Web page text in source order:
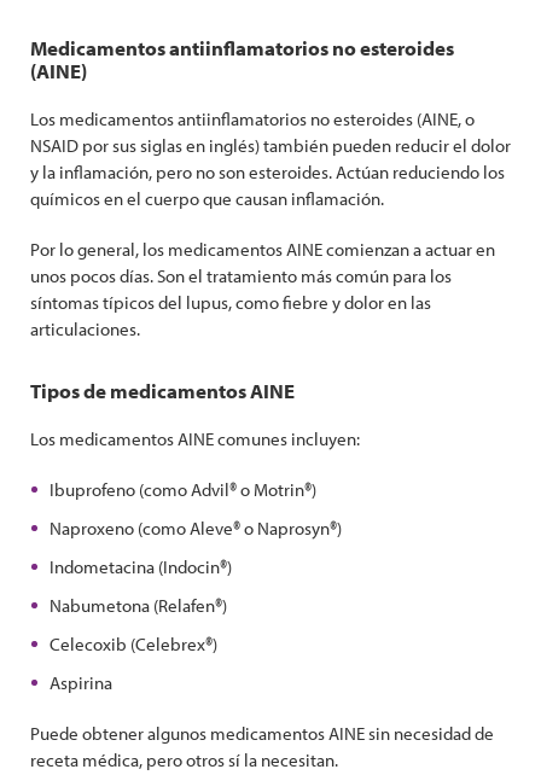
Medicamentos antiinflamatorios no esteroides
(AINE)
Los medicamentos antiinflamatorios no esteroides (AINE, o
NSAID por sus siglas en inglés) también pueden reducir el dolor
y la inflamación, pero no son esteroides. Actúan reduciendo los
químicos en el cuerpo que causan inflamación.
Por lo general, los medicamentos AINE comienzan a actuar en
unos pocos días. Son el tratamiento más común para los
síntomas típicos del lupus, como fiebre y dolor en las
articulaciones.
Tipos de medicamentos AINE
Los medicamentos AINE comunes incluyen:
Ibuprofeno (como Advil® o Motrin®)
Naproxeno (como Aleve® o Naprosyn®)
Indometacina (Indocin®)
Nabumetona (Relafen®)
Celecoxib (Celebrex®)
Aspirina
Puede obtener algunos medicamentos AINE sin necesidad de
receta médica, pero otros sí la necesitan.